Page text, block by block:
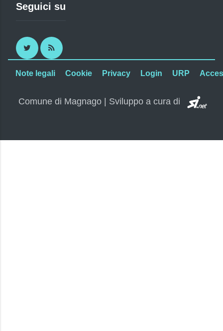
Seguici su
Twitter RSS
Note legali Cookie Privacy Login URP
Comune di Magnago | Sviluppo a cura di